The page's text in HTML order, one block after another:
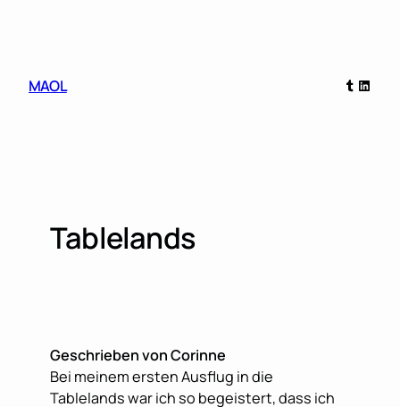
MAOL
Tumblr
Tablelands
Geschrieben von Corinne
Bei meinem ersten Ausflug in die
Tablelands war ich so begeistert, dass ich